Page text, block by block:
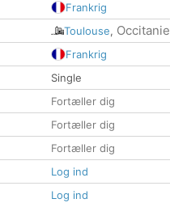
Frankrig
Toulouse, Occitanie
Frankrig
Single
Fortæller dig
Fortæller dig
Fortæller dig
Log ind
Log ind